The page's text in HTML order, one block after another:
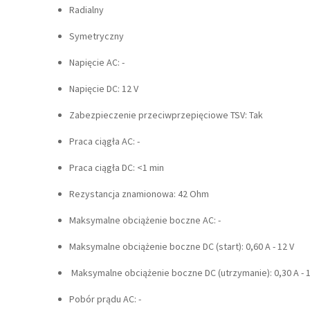
Radialny
Symetryczny
Napięcie AC: -
Napięcie DC: 12 V
Zabezpieczenie przeciwprzepięciowe TSV: Tak
Praca ciągła AC: -
Praca ciągła DC: <1 min
Rezystancja znamionowa: 42 Ohm
Maksymalne obciążenie boczne AC: -
Maksymalne obciążenie boczne DC (start): 0,60 A - 12 V
Maksymalne obciążenie boczne DC (utrzymanie): 0,30 A -
Pobór prądu AC: -